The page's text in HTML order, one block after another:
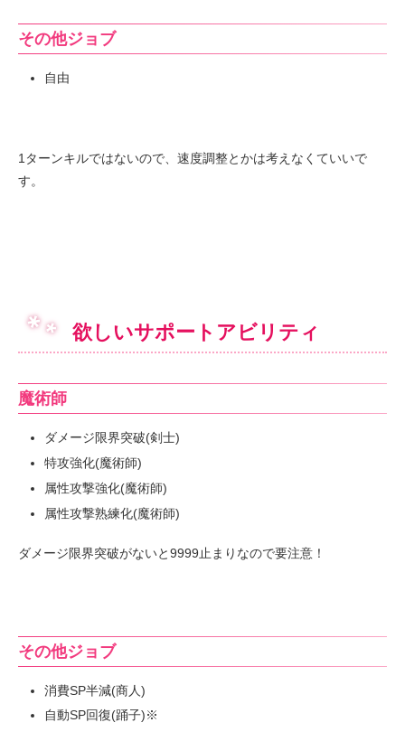
その他ジョブ
自由
1ターンキルではないので、速度調整とかは考えなくていいで
す。
欲しいサポートアビリティ
魔術師
ダメージ限界突破(剣士)
特攻強化(魔術師)
属性攻撃強化(魔術師)
属性攻撃熟練化(魔術師)
ダメージ限界突破がないと9999止まりなので要注意！
その他ジョブ
消費SP半減(商人)
自動SP回復(踊子)※